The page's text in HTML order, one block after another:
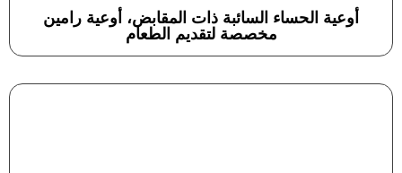
أوعية الحساء السائبة ذات المقابض، أوعية رامين
مخصصة لتقديم الطعام